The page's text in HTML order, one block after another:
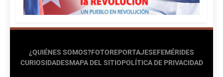
¿QUIÉNES SOMOS?FOTOREPORTAJESEFEMÉRIDES
CURIOSIDADESMAPA DEL SITIOPOLÍTICA DE PRIVACIDAD